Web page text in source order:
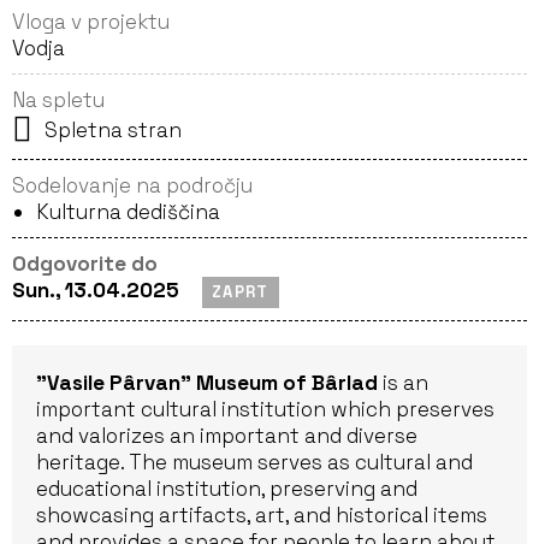
Vloga v projektu
Vodja
Na spletu
Spletna stran
Sodelovanje na področju
Kulturna dediščina
Odgovorite do
Sun., 13.04.2025
ZAPRT
”Vasile Pârvan” Museum of Bârlad is an
important cultural institution which preserves
and valorizes an important and diverse
heritage. The museum serves as cultural and
educational institution, preserving and
showcasing artifacts, art, and historical items